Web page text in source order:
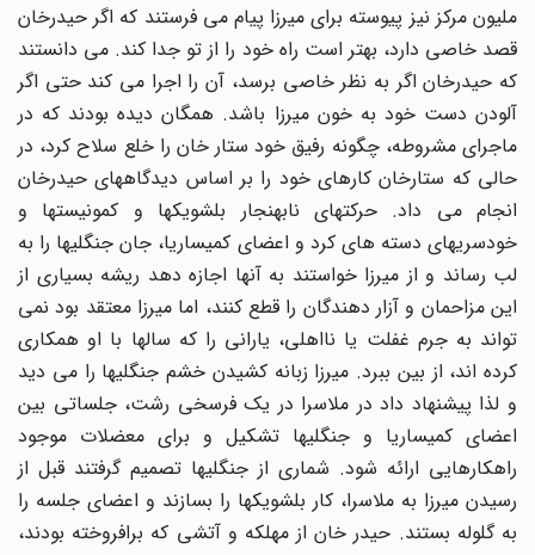
ملیون مرکز نیز پیوسته برای میرزا پیام می فرستند که اگر حیدرخان
قصد خاصی دارد، بهتر است راه خود را از تو جدا کند. می دانستند
که حیدرخان اگر به نظر خاصی برسد، آن را اجرا می کند حتی اگر
آلودن دست خود به خون میرزا باشد. همگان دیده بودند که در
ماجرای مشروطه، چگونه رفیق خود ستار خان را خلع سلاح کرد، در
حالی که ستارخان کارهای خود را بر اساس دیدگاههای حیدرخان
انجام می داد. حرکتهای نابهنجار بلشویکها و کمونیستها و
خودسریهای دسته های کرد و اعضای کمیساریا، جان جنگلیها را به
لب رساند و از میرزا خواستند به آنها اجازه دهد ریشه بسیاری از
این مزاحمان و آزار دهندگان را قطع کنند، اما میرزا معتقد بود نمی
تواند به جرم غفلت یا نااهلی، یارانی را که سالها با او همکاری
کرده اند، از بین ببرد. میرزا زبانه کشیدن خشم جنگلیها را می دید
و لذا پیشنهاد داد در ملاسرا در یک فرسخی رشت، جلساتی بین
اعضای کمیساریا و جنگلیها تشکیل و برای معضلات موجود
راهکارهایی ارائه شود. شماری از جنگلیها تصمیم گرفتند قبل از
رسیدن میرزا به ملاسرا، کار بلشویکها را بسازند و اعضای جلسه را
به گلوله بستند. حیدر خان از مهلکه و آتشی که برافروخته بودند،